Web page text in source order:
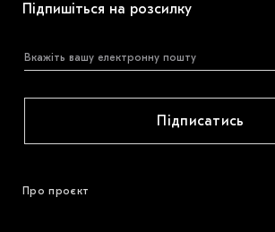
Підпишіться на розсилку
Підписатись
Про проєкт